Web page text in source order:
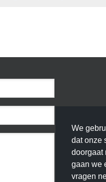
We
dat onze
doorgaat
gaan we
vragen